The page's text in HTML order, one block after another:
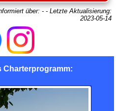
über:- - Letzte Aktualisierung:
2023-05-14
Charterprogramm: